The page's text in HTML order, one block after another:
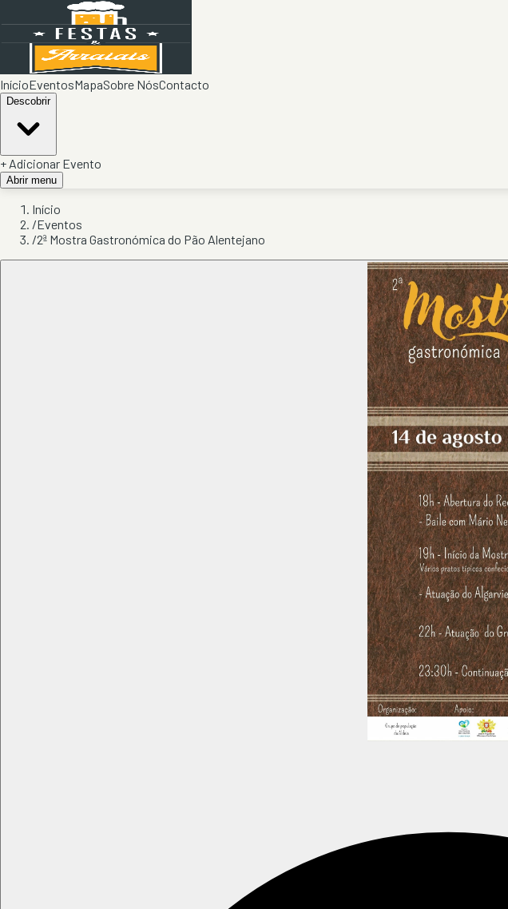
InícioEventosMapaSobre NósContacto
Descobrir
+ Adicionar Evento
Abrir menu
Início
/Eventos
/2ª Mostra Gastronómica do Pão Alentejano